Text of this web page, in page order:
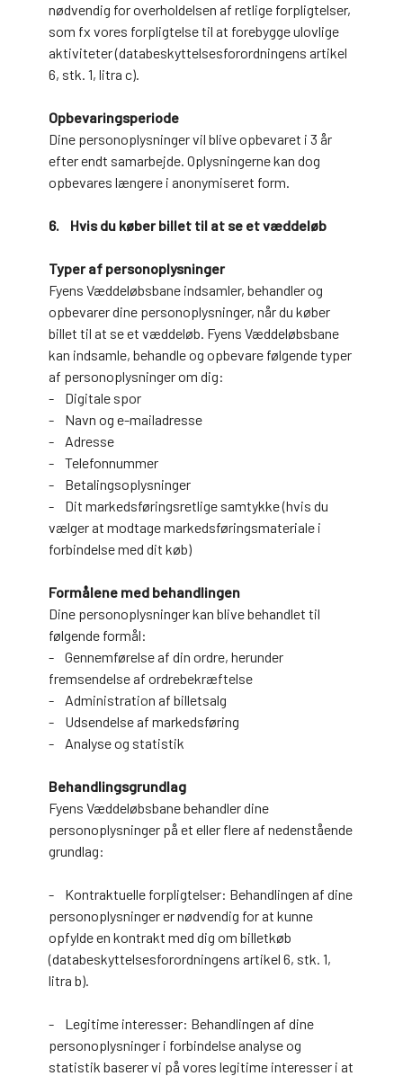
nødvendig for overholdelsen af retlige forpligtelser,
som fx vores forpligtelse til at forebygge ulovlige
aktiviteter (databeskyttelsesforordningens artikel
6, stk. 1, litra c).
Opbevaringsperiode
Dine personoplysninger vil blive opbevaret i 3 år
efter endt samarbejde. Oplysningerne kan dog
opbevares længere i anonymiseret form.
6. Hvis du køber billet til at se et væddeløb
Typer af personoplysninger
Fyens Væddeløbsbane indsamler, behandler og
opbevarer dine personoplysninger, når du køber
billet til at se et væddeløb. Fyens Væddeløbsbane
kan indsamle, behandle og opbevare følgende typer
af personoplysninger om dig:
- Digitale spor
- Navn og e-mailadresse
- Adresse
- Telefonnummer
- Betalingsoplysninger
- Dit markedsføringsretlige samtykke (hvis du
vælger at modtage markedsføringsmateriale i
forbindelse med dit køb)
Formålene med behandlingen
Dine personoplysninger kan blive behandlet til
følgende formål:
- Gennemførelse af din ordre, herunder
fremsendelse af ordrebekræftelse
- Administration af billetsalg
- Udsendelse af markedsføring
- Analyse og statistik
Behandlingsgrundlag
Fyens Væddeløbsbane behandler dine
personoplysninger på et eller flere af nedenstående
grundlag:
- Kontraktuelle forpligtelser: Behandlingen af dine
personoplysninger er nødvendig for at kunne
opfylde en kontrakt med dig om billetkøb
(databeskyttelsesforordningens artikel 6, stk. 1,
litra b).
- Legitime interesser: Behandlingen af dine
personoplysninger i forbindelse analyse og
statistik baserer vi på vores legitime interesser i at